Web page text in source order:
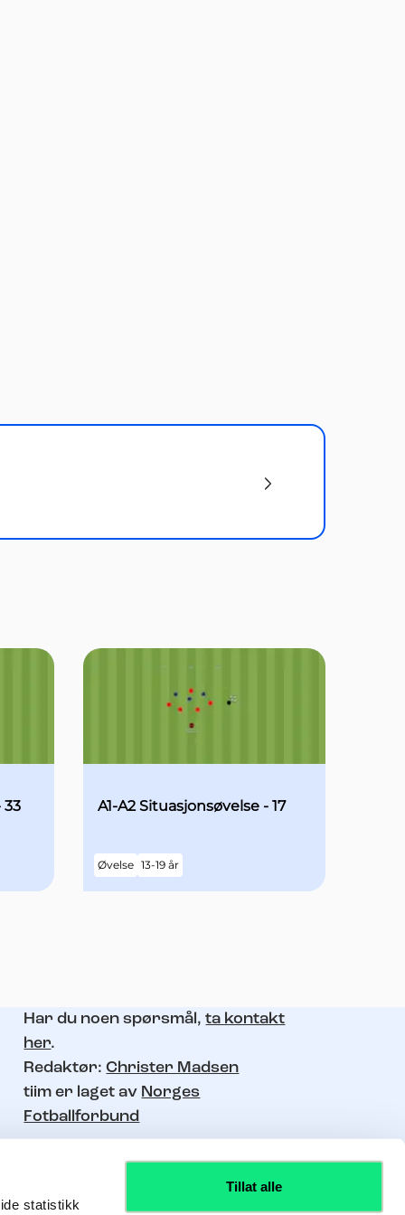
statistikk
Tillat alle
33 A1-A2 Situasjonsøvelse - 17
Øvelse 13-19 år
Har du noen spørsmål,ta kontakt
her.
Redaktør:Christer Madsen
tiim er laget av Norges
Fotballforbund